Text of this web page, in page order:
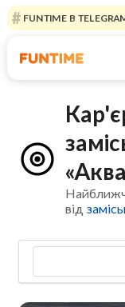
FUNTIME В
від